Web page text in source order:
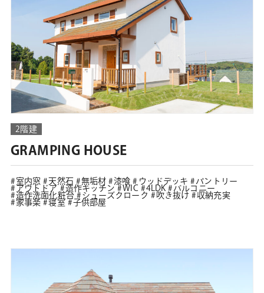
2階建
GRAMPING HOUSE
室内窓 天然石 無垢材 漆喰 ウッドデッキ
パントリー
アウトドア
造作キッチン WIC 4LDK
バルコニー
造作洗面化粧台
シューズクローク 吹き抜け
収納充実
家事楽
寝室 子供部屋